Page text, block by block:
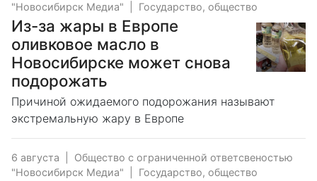
"Новосибирск Медиа"
Государство, общество
Из-за жары в Европе
оливковое масло в
Новосибирске может снова
подорожать
Причиной ожидаемого подорожания называют
экстремальную жару в Европе
6 августа
Общество с ограниченной ответсвеностью
"Новосибирск Медиа"
Государство, общество